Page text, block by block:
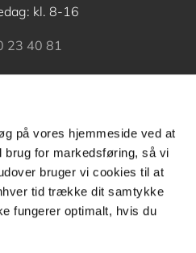
på vores hjemmeside ved at
for markedsføring, så vi
bruger vi cookies til at
tid trække dit samtykke
fungerer optimalt, hvis du
kl. 8-16
23 40 81
24 00 00